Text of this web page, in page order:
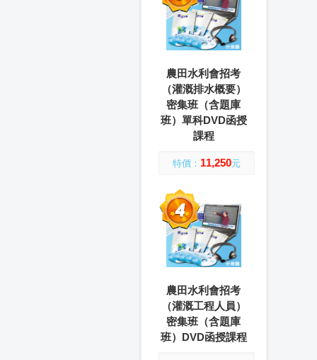
農田水利會招考
（灌溉排水概要）
密集班（含題庫
班）單科DVD函授
課程
特價： 11,250元
農田水利會招考
（灌溉工程人員）
密集班（含題庫
班）DVD函授課程